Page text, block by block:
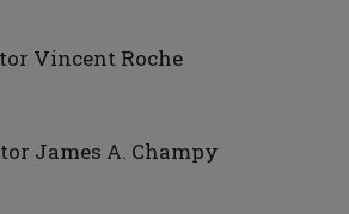
Vincent Roche
James A. Champy